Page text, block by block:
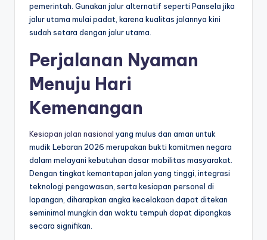
pemerintah. Gunakan jalur alternatif seperti Pansela jika
jalur utama mulai padat, karena kualitas jalannya kini
sudah setara dengan jalur utama.
Perjalanan Nyaman
Menuju Hari
Kemenangan
Kesiapan jalan nasional yang mulus dan aman untuk
mudik Lebaran 2026 merupakan bukti komitmen negara
dalam melayani kebutuhan dasar mobilitas masyarakat.
Dengan tingkat kemantapan jalan yang tinggi, integrasi
teknologi pengawasan, serta kesiapan personel di
lapangan, diharapkan angka kecelakaan dapat ditekan
seminimal mungkin dan waktu tempuh dapat dipangkas
secara signifikan.